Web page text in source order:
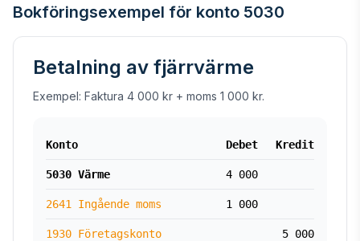
Bokföringsexempel för konto 5030
Betalning av fjärrvärme
Exempel: Faktura 4 000 kr + moms 1 000 kr.
Konto Debet Kredit
5030 Värme 4 000
2641 Ingående moms 1 000
1930 Företagskonto 5 000